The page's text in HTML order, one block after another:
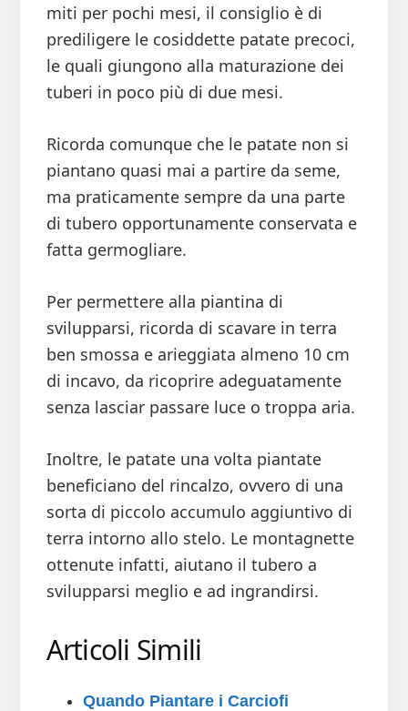
miti per pochi mesi, il consiglio è di
prediligere le cosiddette patate precoci,
le quali giungono alla maturazione dei
tuberi in poco più di due mesi.
Ricorda comunque che le patate non si
piantano quasi mai a partire da seme,
ma praticamente sempre da una parte
di tubero opportunamente conservata e
fatta germogliare.
Per permettere alla piantina di
svilupparsi, ricorda di scavare in terra
ben smossa e arieggiata almeno 10 cm
di incavo, da ricoprire adeguatamente
senza lasciar passare luce o troppa aria.
Inoltre, le patate una volta piantate
beneficiano del rincalzo, ovvero di una
sorta di piccolo accumulo aggiuntivo di
terra intorno allo stelo. Le montagnette
ottenute infatti, aiutano il tubero a
svilupparsi meglio e ad ingrandirsi.
Articoli Simili
Quando Piantare i Carciofi